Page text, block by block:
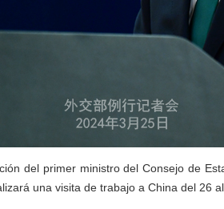
del primer ministro del Consejo de
una visita de trabajo a China del 26